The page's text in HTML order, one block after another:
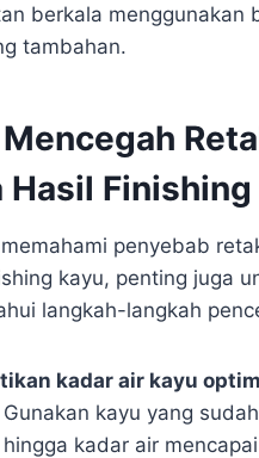
berkala menggunakan
tambahan.
Hasil Finishing
penyebab
kayu, penting juga
langkah-langkah
kadar air kayu
Gunakan kayu yang
hingga kadar air